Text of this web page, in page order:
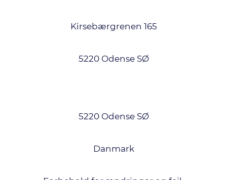
Kirsebærgrenen 165
5220 Odense SØ
5220 Odense SØ
Danmark